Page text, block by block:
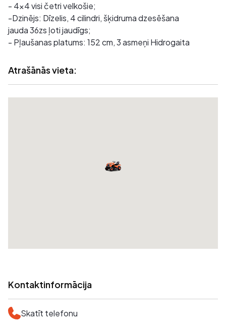
- 4x4 visi četri velkošie;
-Dzinējs: Dīzelis, 4 cilindri, šķidruma dzesēšana
jauda 36zs ļoti jaudīgs;
- Pļaušanas platums: 152 cm, 3 asmeņi Hidrogaita
Atrašānās vieta:
Kontaktinformācija
Skatīt telefonu